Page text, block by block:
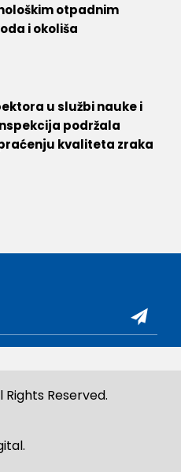
otpadnim
i okoliša
u službi nauke i
podržala
kvaliteta zraka
Reserved.
.